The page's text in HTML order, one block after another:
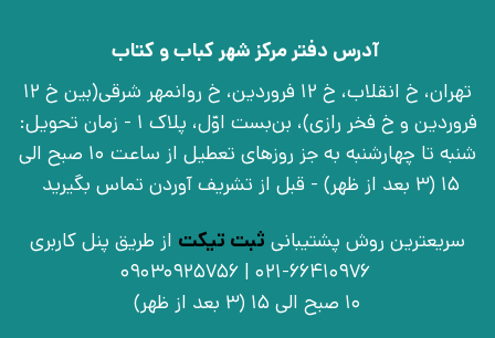
آدرس دفتر مرکز شهر کباب و کتاب
تهران، خ انقلاب، خ 12 فروردین، خ روانمهر شرقی(بین خ 12
فروردین و خ فخر رازی)، بن‌بست اوّل، پلاک 1 - زمان تحویل:
شنبه تا چهارشنبه به جز روزهای تعطیل از ساعت 10 صبح الی
15 (3 بعد از ظهر) - قبل از تشریف آوردن تماس بگیرید
سریعترین روش پشتیبانی ثبت تیکت از طریق پنل کاربری
021-66410976 | 09030925756
10 صبح الی 15 (3 بعد از ظهر)